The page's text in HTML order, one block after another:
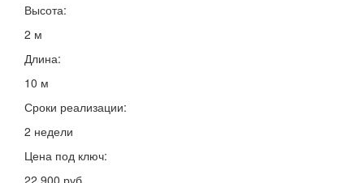
Высота:
2 м
Длина:
10 м
Сроки реализации:
2 недели
Цена под ключ:
22 900 руб.